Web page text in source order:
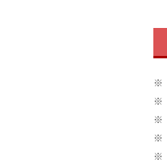
※
※
※
※
※